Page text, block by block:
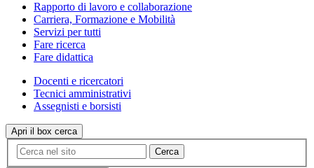
Rapporto di lavoro e collaborazione
Carriera, Formazione e Mobilità
Servizi per tutti
Fare ricerca
Fare didattica
Docenti e ricercatori
Tecnici amministrativi
Assegnisti e borsisti
Apri il box cerca
Cerca